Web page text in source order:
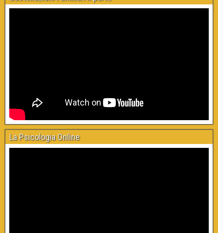
La Psicologia Online